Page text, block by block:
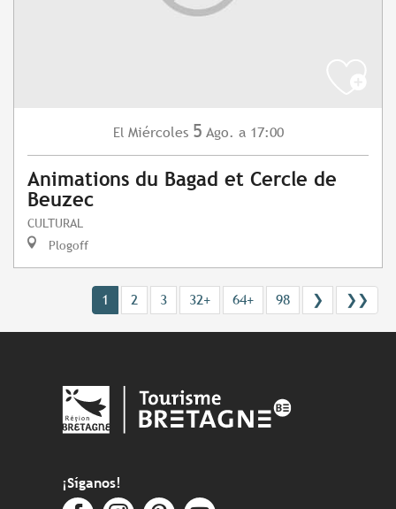
El Miércoles 5 Ago. a 17:00
Animations du Bagad et Cercle de
Beuzec
CULTURAL
Plogoff
1 2 3 32+ 64+ 98 ❯ ❯❯
¡Síganos!